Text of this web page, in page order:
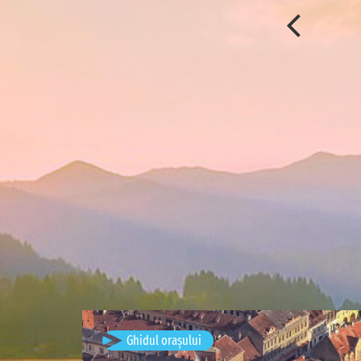
Ghidul orașului Brașov, România